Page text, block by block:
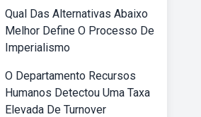
Qual Das Alternativas Abaixo
Melhor Define O Processo De
Imperialismo
O Departamento Recursos
Humanos Detectou Uma Taxa
Elevada De Turnover